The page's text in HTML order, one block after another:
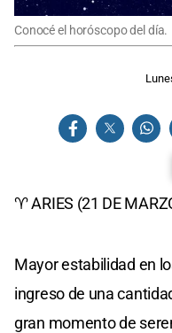
Conocé el horóscopo del día.
♈ ARIES (21 DE
Mayor estabilidad en
ingreso de una
gran momento de